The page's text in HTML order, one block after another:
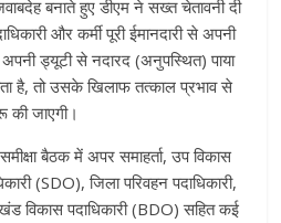
बनाते हुए डीएम ने सख्त चेतावनी दी
और कर्मी पूरी ईमानदारी से अपनी
अपनी ड्यूटी से नदारद (अनुपस्थित) पाया
है, तो उसके खिलाफ तत्काल प्रभाव से
की जाएगी।
बैठक में अपर समाहर्ता, उप विकास
(SDO), जिला परिवहन पदाधिकारी,
विकास पदाधिकारी (BDO) सहित कई